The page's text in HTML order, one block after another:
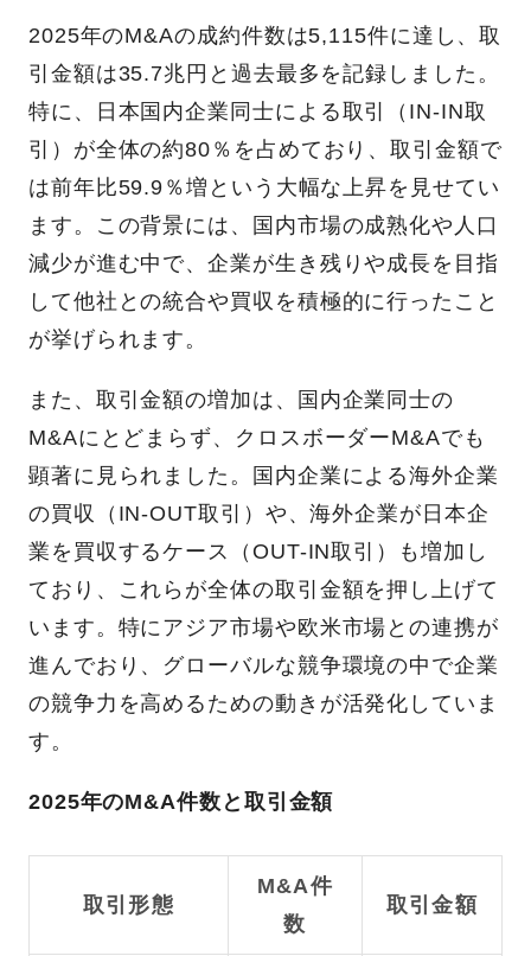
2025年のM&Aの成約件数は5,115件に達し、取
引金額は35.7兆円と過去最多を記録しました。
特に、日本国内企業同士による取引（IN-IN取
引）が全体の約80％を占めており、取引金額で
は前年比59.9％増という大幅な上昇を見せてい
ます。この背景には、国内市場の成熟化や人口
減少が進む中で、企業が生き残りや成長を目指
して他社との統合や買収を積極的に行ったこと
が挙げられます。
また、取引金額の増加は、国内企業同士の
M&Aにとどまらず、クロスボーダーM&Aでも
顕著に見られました。国内企業による海外企業
の買収（IN-OUT取引）や、海外企業が日本企
業を買収するケース（OUT-IN取引）も増加し
ており、これらが全体の取引金額を押し上げて
います。特にアジア市場や欧米市場との連携が
進んでおり、グローバルな競争環境の中で企業
の競争力を高めるための動きが活発化していま
す。
2025年のM&A件数と取引金額
取引形態
M&A件
数
取引金額